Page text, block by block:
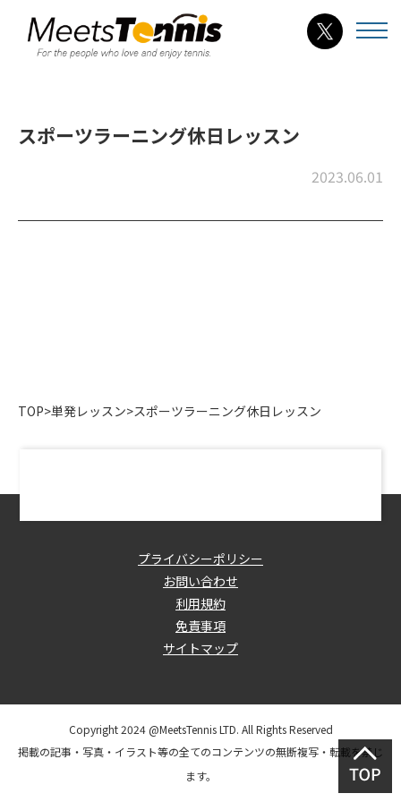
スポーツラーニング休日レッスン
2023.06.01
TOP>単発レッスン>スポーツラーニング休日レッスン
プライバシーポリシー
お問い合わせ
利用規約
免責事項
サイトマップ
Copyright 2024 @MeetsTennis LTD. All Rights Reserved
掲載の記事・写真・イラスト等の全てのコンテンツの無断複写・転載を禁じ
ます。